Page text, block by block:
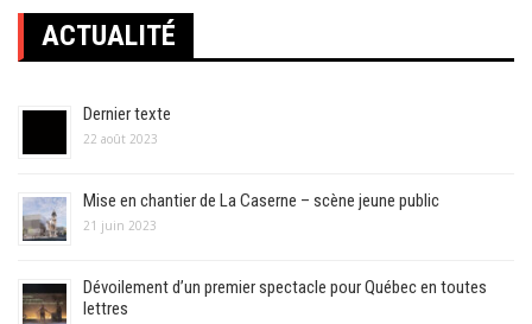
ACTUALITÉ
Dernier texte
22 août 2023
Mise en chantier de La Caserne – scène jeune public
21 juin 2023
Dévoilement d’un premier spectacle pour Québec en toutes
lettres